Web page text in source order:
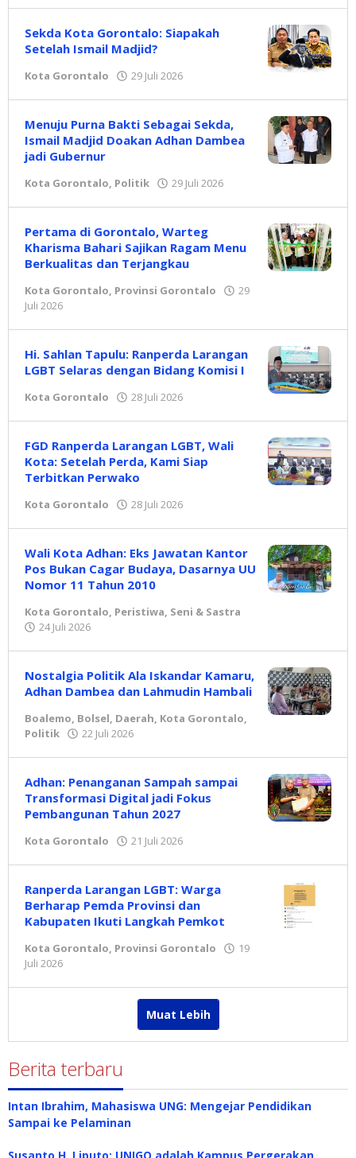
Sekda Kota Gorontalo: Siapakah
Setelah Ismail Madjid?
Kota Gorontalo 29 Juli 2026
Menuju Purna Bakti Sebagai Sekda,
Ismail Madjid Doakan Adhan Dambea
jadi Gubernur
Kota Gorontalo, Politik 29 Juli 2026
Pertama di Gorontalo, Warteg
Kharisma Bahari Sajikan Ragam Menu
Berkualitas dan Terjangkau
Kota Gorontalo, Provinsi Gorontalo
29
Juli 2026
Hi. Sahlan Tapulu: Ranperda Larangan
LGBT Selaras dengan Bidang Komisi I
Kota Gorontalo 28 Juli 2026
FGD Ranperda Larangan LGBT, Wali
Kota: Setelah Perda, Kami Siap
Terbitkan Perwako
Kota Gorontalo 28 Juli 2026
Wali Kota Adhan: Eks Jawatan Kantor
Pos Bukan Cagar Budaya, Dasarnya UU
Nomor 11 Tahun 2010
Kota Gorontalo, Peristiwa, Seni & Sastra
24 Juli 2026
Nostalgia Politik Ala Iskandar Kamaru,
Adhan Dambea dan Lahmudin Hambali
Boalemo, Bolsel, Daerah, Kota Gorontalo,
Politik
22 Juli 2026
Adhan: Penanganan Sampah sampai
Transformasi Digital jadi Fokus
Pembangunan Tahun 2027
Kota Gorontalo 21 Juli 2026
Ranperda Larangan LGBT: Warga
Berharap Pemda Provinsi dan
Kabupaten Ikuti Langkah Pemkot
Kota Gorontalo, Provinsi Gorontalo
19
Juli 2026
Muat Lebih
Berita terbaru
Intan Ibrahim, Mahasiswa UNG: Mengejar Pendidikan
Sampai ke Pelaminan